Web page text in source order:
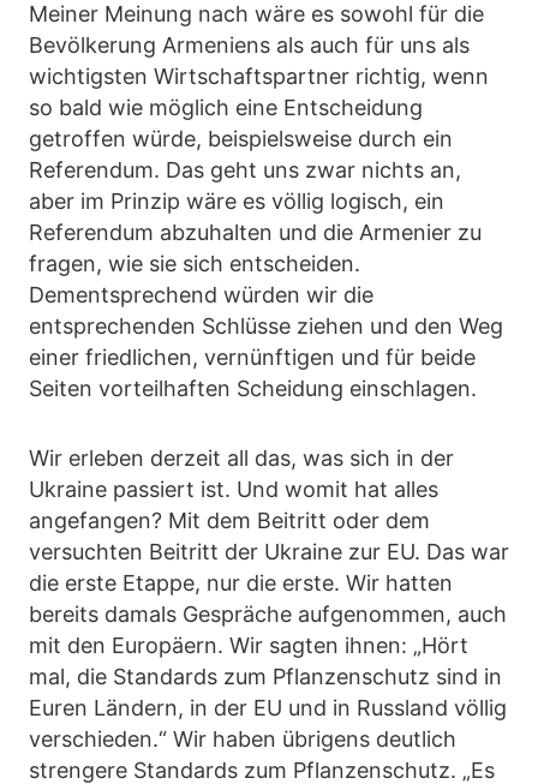
Meiner Meinung nach wäre es sowohl für die
Bevölkerung Armeniens als auch für uns als
wichtigsten Wirtschaftspartner richtig, wenn
so bald wie möglich eine Entscheidung
getroffen würde, beispielsweise durch ein
Referendum. Das geht uns zwar nichts an,
aber im Prinzip wäre es völlig logisch, ein
Referendum abzuhalten und die Armenier zu
fragen, wie sie sich entscheiden.
Dementsprechend würden wir die
entsprechenden Schlüsse ziehen und den Weg
einer friedlichen, vernünftigen und für beide
Seiten vorteilhaften Scheidung einschlagen.
Wir erleben derzeit all das, was sich in der
Ukraine passiert ist. Und womit hat alles
angefangen? Mit dem Beitritt oder dem
versuchten Beitritt der Ukraine zur EU. Das war
die erste Etappe, nur die erste. Wir hatten
bereits damals Gespräche aufgenommen, auch
mit den Europäern. Wir sagten ihnen: „Hört
mal, die Standards zum Pflanzenschutz sind in
Euren Ländern, in der EU und in Russland völlig
verschieden.“ Wir haben übrigens deutlich
strengere Standards zum Pflanzenschutz. „Es